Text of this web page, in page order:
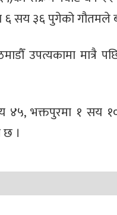
सय ३६ पुगेको गौतमले
उपत्यकामा मात्रै
४५, भक्तपुरमा १ सय
।